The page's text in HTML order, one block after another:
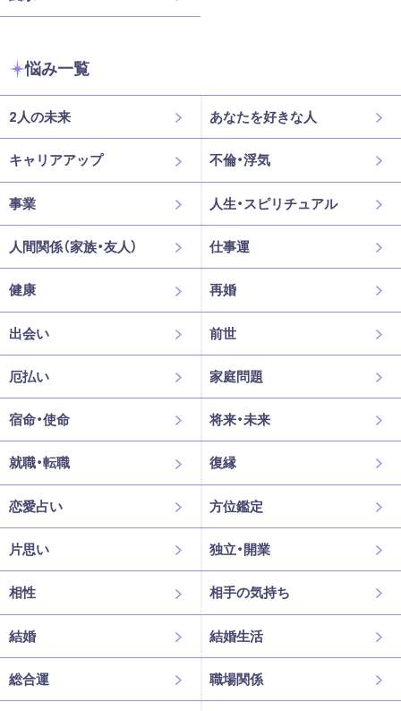
悩み一覧
2人の未来 あなたを好きな人
キャリアアップ 不倫・浮気
事業 人生・スピリチュアル
人間関係（家族・友人） 仕事運
健康 再婚
出会い 前世
厄払い 家庭問題
宿命・使命 将来・未来
就職・転職 復縁
恋愛占い 方位鑑定
片思い 独立・開業
相性 相手の気持ち
結婚 結婚生活
総合運 職場関係